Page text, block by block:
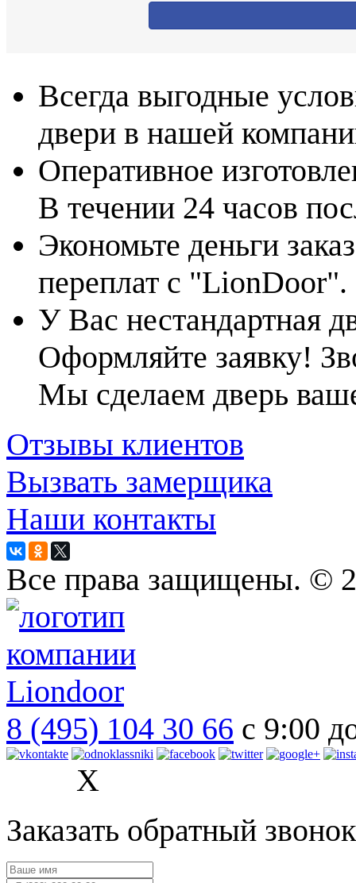
Всегда выгодные
двери в нашей
Оперативное
В течении 24 часов
Экономьте деньги
переплат с "LionDoor".
У Вас нестандартная
Оформляйте заявку!
Мы сделаем дверь
Отзывы клиентов
Вызвать замерщика
Наши контакты
Все права защищены. ©
8 (495) 104 30 66 с 9:00
X
Заказать обратный звонок